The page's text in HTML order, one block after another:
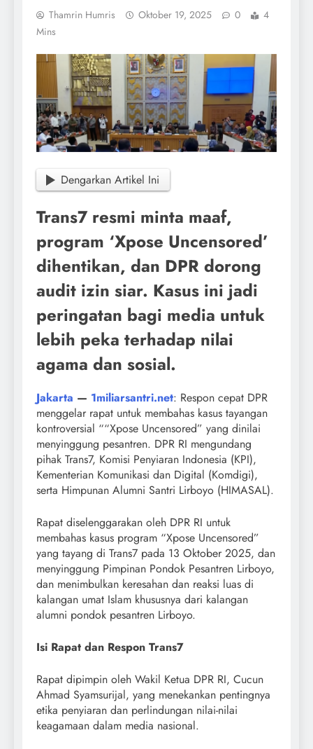
Thamrin Humris Oktober 19, 2025 0
4
Mins
Dengarkan Artikel Ini
Trans7 resmi minta maaf,
program ‘Xpose Uncensored’
dihentikan, dan DPR dorong
audit izin siar. Kasus ini jadi
peringatan bagi media untuk
lebih peka terhadap nilai
agama dan sosial.
Jakarta — 1miliarsantri.net: Respon cepat DPR
menggelar rapat untuk membahas kasus tayangan
kontroversial ““Xpose Uncensored” yang dinilai
menyinggung pesantren. DPR RI mengundang
pihak Trans7, Komisi Penyiaran Indonesia (KPI),
Kementerian Komunikasi dan Digital (Komdigi),
serta Himpunan Alumni Santri Lirboyo (HIMASAL).
Rapat diselenggarakan oleh DPR RI untuk
membahas kasus program “Xpose Uncensored”
yang tayang di Trans7 pada 13 Oktober 2025, dan
menyinggung Pimpinan Pondok Pesantren Lirboyo,
dan menimbulkan keresahan dan reaksi luas di
kalangan umat Islam khususnya dari kalangan
alumni pondok pesantren Lirboyo.
Isi Rapat dan Respon Trans7
Rapat dipimpin oleh Wakil Ketua DPR RI, Cucun
Ahmad Syamsurijal, yang menekankan pentingnya
etika penyiaran dan perlindungan nilai-nilai
keagamaan dalam media nasional.